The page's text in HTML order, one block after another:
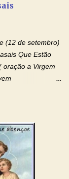
urgente (Fazer
bondoso as
(12 de setembro)
Que Estão
oração a Virgem
dos
Você está
nesta corrente
Jesus curar e
e Fé